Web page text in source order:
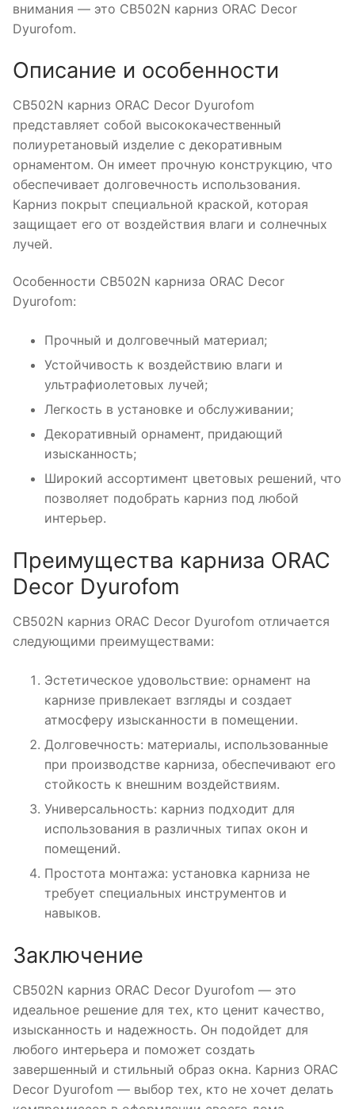
внимания — это CB502N карниз ORAC Decor
Dyurofom.
Описание и особенности
CB502N карниз ORAC Decor Dyurofom
представляет собой высококачественный
полиуретановый изделие с декоративным
орнаментом. Он имеет прочную конструкцию, что
обеспечивает долговечность использования.
Карниз покрыт специальной краской, которая
защищает его от воздействия влаги и солнечных
лучей.
Особенности CB502N карниза ORAC Decor
Dyurofom:
Прочный и долговечный материал;
Устойчивость к воздействию влаги и
ультрафиолетовых лучей;
Легкость в установке и обслуживании;
Декоративный орнамент, придающий
изысканность;
Широкий ассортимент цветовых решений, что
позволяет подобрать карниз под любой
интерьер.
Преимущества карниза ORAC
Decor Dyurofom
CB502N карниз ORAC Decor Dyurofom отличается
следующими преимуществами:
Эстетическое удовольствие: орнамент на
карнизе привлекает взгляды и создает
атмосферу изысканности в помещении.
Долговечность: материалы, использованные
при производстве карниза, обеспечивают его
стойкость к внешним воздействиям.
Универсальность: карниз подходит для
использования в различных типах окон и
помещений.
Простота монтажа: установка карниза не
требует специальных инструментов и
навыков.
Заключение
CB502N карниз ORAC Decor Dyurofom — это
идеальное решение для тех, кто ценит качество,
изысканность и надежность. Он подойдет для
любого интерьера и поможет создать
завершенный и стильный образ окна. Карниз ORAC
Decor Dyurofom — выбор тех, кто не хочет делать